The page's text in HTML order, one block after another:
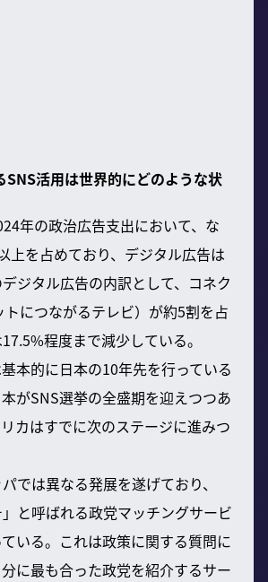
SNS活用は世界的にどのような状
年の政治広告支出において、な
上を占めており、デジタル広告は
ジタル広告の内訳として、コネク
トにつながるテレビ）が約5割を占
程度まで減少している。
本的に日本の10年先を行っている
がSNS選挙の全盛期を迎えつつあ
カはすでに次のステージに進みつ
では異なる発展を遂げており、
」と呼ばれる政党マッチングサービ
いる。これは政策に関する質問に
に最も合った政党を紹介するサー